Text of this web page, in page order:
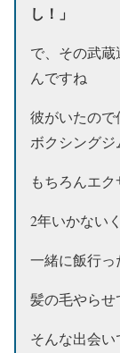
し！」
で、その武
んですね
彼がいたので
ボクシングジ
もちろんエク
2年いかない
一緒に飯行っ
髪の毛やらせ
そんな出会い